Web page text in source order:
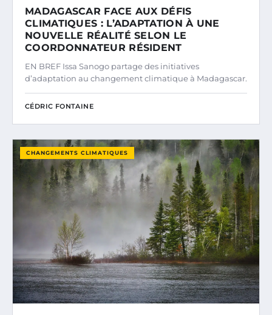
MADAGASCAR FACE AUX DÉFIS
CLIMATIQUES : L’ADAPTATION À UNE
NOUVELLE RÉALITÉ SELON LE
COORDONNATEUR RÉSIDENT
EN BREF Issa Sanogo partage des initiatives
d’adaptation au changement climatique à Madagascar.
CÉDRIC FONTAINE
CHANGEMENTS CLIMATIQUES